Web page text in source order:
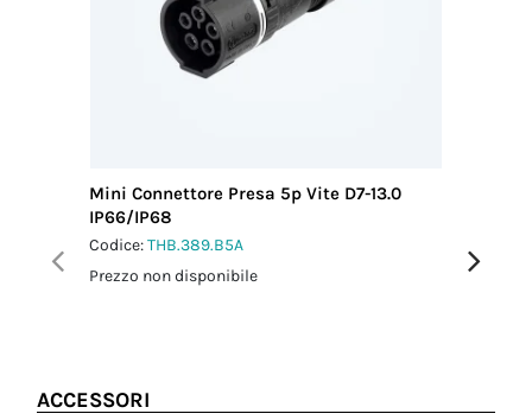
cavo MIN (mm)
serraggio
dado-
pressacavo
2.5 Nm
Mini Connettore Presa 5p Vite D7-13.0
IP66/IP68
Codice:THB.389.B5A
Prezzo non disponibile
Prezzo
ACCESSORI